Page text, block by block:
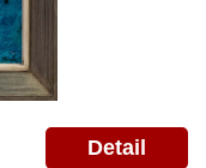
Detail